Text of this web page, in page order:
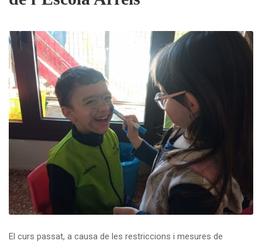
El curs passat, a causa de les restriccions i mesures de